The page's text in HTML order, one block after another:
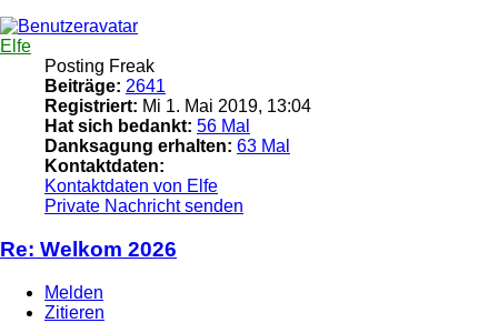
Elfe
Posting Freak
Beiträge: 2641
Registriert: Mi 1. Mai 2019, 13:04
Hat sich bedankt: 56 Mal
Danksagung erhalten: 63 Mal
Kontaktdaten:
Kontaktdaten von Elfe
Private Nachricht senden
Re: Welkom 2026
Melden
Zitieren